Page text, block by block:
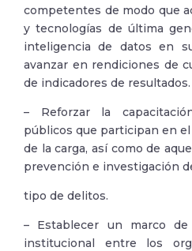
competentes de modo que
y tecnologías de última
inteligencia de datos en
avanzar en rendiciones de
de indicadores de resultados.
– Reforzar la
públicos que participan en
de la carga, así como de
prevención e investigación
tipo de delitos.
– Establecer un marco
institucional entre los